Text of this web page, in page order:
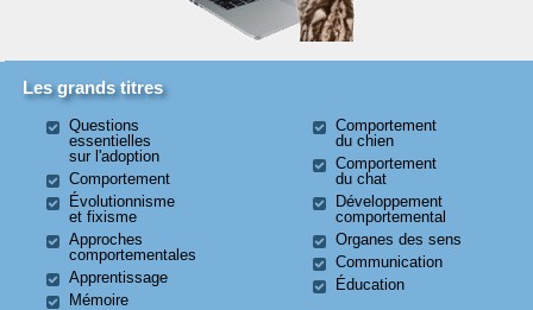
Les grands titres
Questions
essentielles
sur l'adoption
Comportement
Évolutionnisme
et fixisme
Approches
comportementales
Apprentissage
Mémoire
Comportement
du chien
Comportement
du chat
Développement
comportemental
Organes des sens
Communication
Éducation